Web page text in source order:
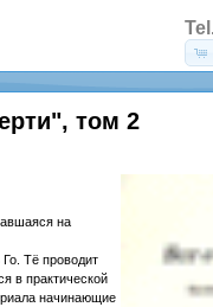
том 2
на
Тё проводит
в практической
начинающие